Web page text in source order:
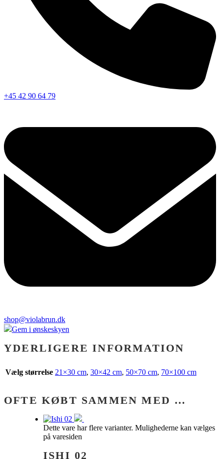
+45 42 90 64 79
shop@violabrun.dk
Gem i ønskeskyen
YDERLIGERE INFORMATION
Vælg størrelse 21×30 cm, 30×42 cm, 50×70 cm, 70×100 cm
OFTE KØBT SAMMEN MED …
Dette vare har flere varianter. Mulighederne kan vælges
på varesiden
ISHI 02